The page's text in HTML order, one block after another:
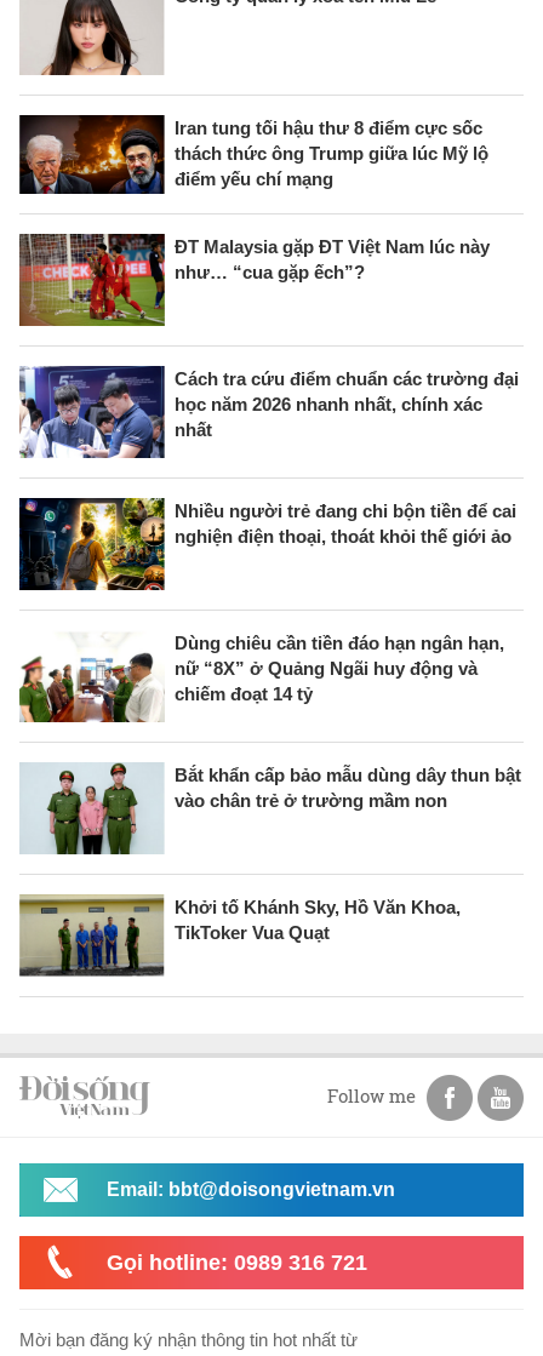
Iran tung tối hậu thư 8 điểm cực sốc
thách thức ông Trump giữa lúc Mỹ lộ
điểm yếu chí mạng
ĐT Malaysia gặp ĐT Việt Nam lúc này
như… “cua gặp ếch”?
Cách tra cứu điểm chuẩn các trường đại
học năm 2026 nhanh nhất, chính xác
nhất
Nhiều người trẻ đang chi bộn tiền để cai
nghiện điện thoại, thoát khỏi thế giới ảo
Dùng chiêu cần tiền đáo hạn ngân hạn,
nữ “8X” ở Quảng Ngãi huy động và
chiếm đoạt 14 tỷ
Bắt khẩn cấp bảo mẫu dùng dây thun bật
vào chân trẻ ở trường mầm non
Khởi tố Khánh Sky, Hồ Văn Khoa,
TikToker Vua Quạt
Follow me
Email: bbt@doisongvietnam.vn
Gọi hotline: 0989 316 721
Mời bạn đăng ký nhận thông tin hot nhất từ